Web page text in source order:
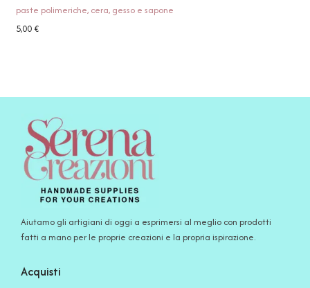
paste polimeriche, cera, gesso e sapone
5,00€
Aiutamo gli artigiani di oggi a esprimersi al meglio con prodotti
fatti a mano per le proprie creazioni e la propria ispirazione.
Acquisti